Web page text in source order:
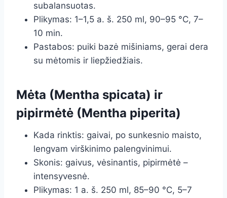
subalansuotas.
Plikymas: 1–1,5 a. š. 250 ml, 90–95 °C, 7–
10 min.
Pastabos: puiki bazė mišiniams, gerai dera
su mėtomis ir liepžiedžiais.
Mėta (Mentha spicata) ir
pipirmėtė (Mentha piperita)
Kada rinktis: gaivai, po sunkesnio maisto,
lengvam virškinimo palengvinimui.
Skonis: gaivus, vėsinantis, pipirmėtė –
intensyvesnė.
Plikymas: 1 a. š. 250 ml, 85–90 °C, 5–7